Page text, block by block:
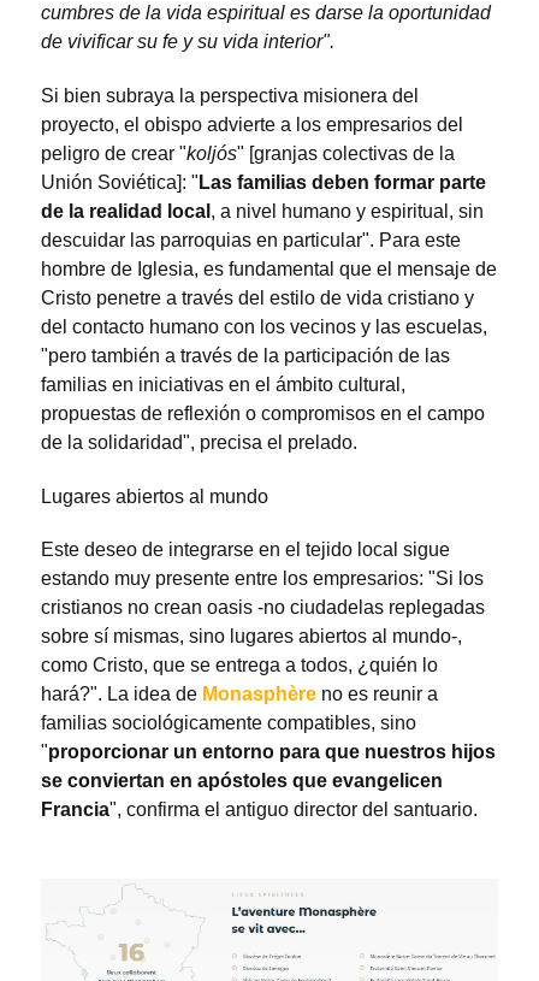
cumbres de la vida espiritual es darse la oportunidad
de vivificar su fe y su vida interior".
Si bien subraya la perspectiva misionera del
proyecto, el obispo advierte a los empresarios del
peligro de crear "koljós" [granjas colectivas de la
Unión Soviética]: " Las familias deben formar parte
de la realidad local , a nivel humano y espiritual, sin
descuidar las parroquias en particular". Para este
hombre de Iglesia, es fundamental que el mensaje de
Cristo penetre a través del estilo de vida cristiano y
del contacto humano con los vecinos y las escuelas,
"pero también a través de la participación de las
familias en iniciativas en el ámbito cultural,
propuestas de reflexión o compromisos en el campo
de la solidaridad", precisa el prelado.
Lugares abiertos al mundo
Este deseo de integrarse en el tejido local sigue
estando muy presente entre los empresarios: "Si los
cristianos no crean oasis -no ciudadelas replegadas
sobre sí mismas, sino lugares abiertos al mundo-,
como Cristo, que se entrega a todos, ¿quién lo
hará?". La idea de Monasphère no es reunir a
familias sociológicamente compatibles, sino
"proporcionar un entorno para que nuestros hijos
se conviertan en apóstoles que evangelicen
Francia", confirma el antiguo director del santuario.